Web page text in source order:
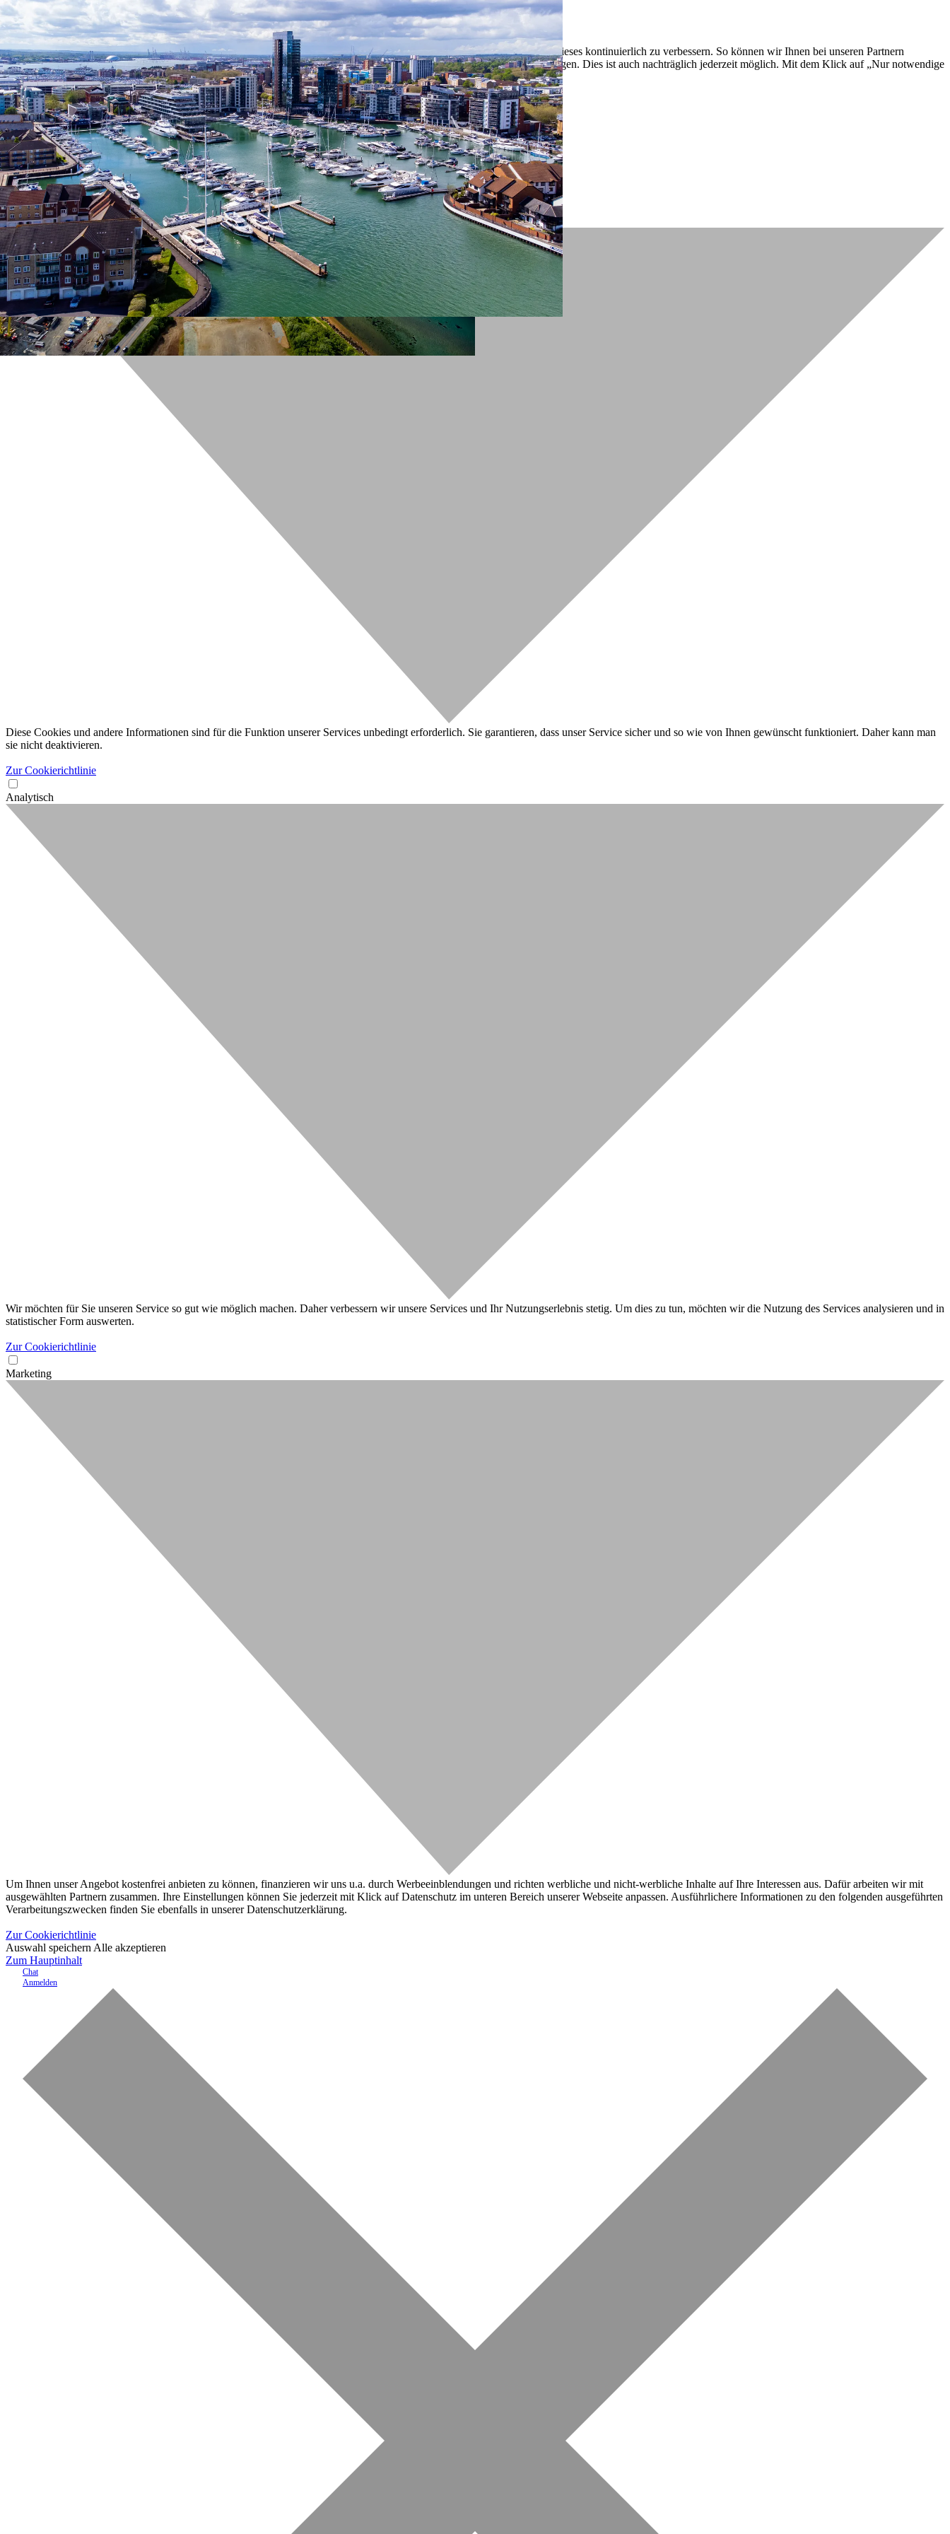
Nur notwendige Cookies
Unvergleichlich lecker
Mit dem Klick auf „geht klar” ermöglichen Sie uns Ihnen über Cookies ein verbessertes Nutzungserlebnis zu servieren und dieses kontinuierlich zu verbessern. So können wir Ihnen bei unseren Partnern
personalisierte Werbung und passende Angebote anzeigen. Über „anpassen” können Sie Ihre persönlichen Präferenzen festlegen. Dies ist auch nachträglich jederzeit möglich. Mit dem Klick auf „Nur notwendige
Cookies” werden lediglich technisch notwendige Cookies gespeichert.
Anpassen Geht klar
Datenschutzerklärung
Cookierichtlinie Impressum
« zurück
Ihre Cookie-Präferenzen verwalten
Wählen Sie, welche Cookies Sie auf check24.de akzeptieren.
Die Cookierichtlinie finden Sie
Notwendig
Diese Cookies und andere Informationen sind für die Funktion unserer Services unbedingt erforderlich. Sie garantieren, dass unser Service sicher und so wie von Ihnen gewünscht funktioniert. Daher kann man
sie nicht deaktivieren.
Zur Cookierichtlinie
Analytisch
Wir möchten für Sie unseren Service so gut wie möglich machen. Daher verbessern wir unsere Services und Ihr Nutzungserlebnis stetig. Um dies zu tun, möchten wir die Nutzung des Services analysieren und in
statistischer Form auswerten.
Zur Cookierichtlinie
Marketing
Um Ihnen unser Angebot kostenfrei anbieten zu können, finanzieren wir uns u.a. durch Werbeeinblendungen und richten werbliche und nicht-werbliche Inhalte auf Ihre Interessen aus. Dafür arbeiten wir mit
ausgewählten Partnern zusammen. Ihre Einstellungen können Sie jederzeit mit Klick auf Datenschutz im unteren Bereich unserer Webseite anpassen. Ausführlichere Informationen zu den folgenden ausgeführten
Verarbeitungszwecken finden Sie ebenfalls in unserer Datenschutzerklärung.
Zur Cookierichtlinie
Auswahl speichern Alle akzeptieren
Zum Hauptinhalt
Chat
Anmelden